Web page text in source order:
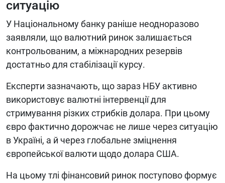
ситуацію
У Національному банку раніше неодноразово
заявляли, що валютний ринок залишається
контрольованим, а міжнародних резервів
достатньо для стабілізації курсу.
Експерти зазначають, що зараз НБУ активно
використовує валютні інтервенції для
стримування різких стрибків долара. При цьому
євро фактично дорожчає не лише через ситуацію
в Україні, а й через глобальне зміцнення
європейської валюти щодо долара США.
На цьому тлі фінансовий ринок поступово формує